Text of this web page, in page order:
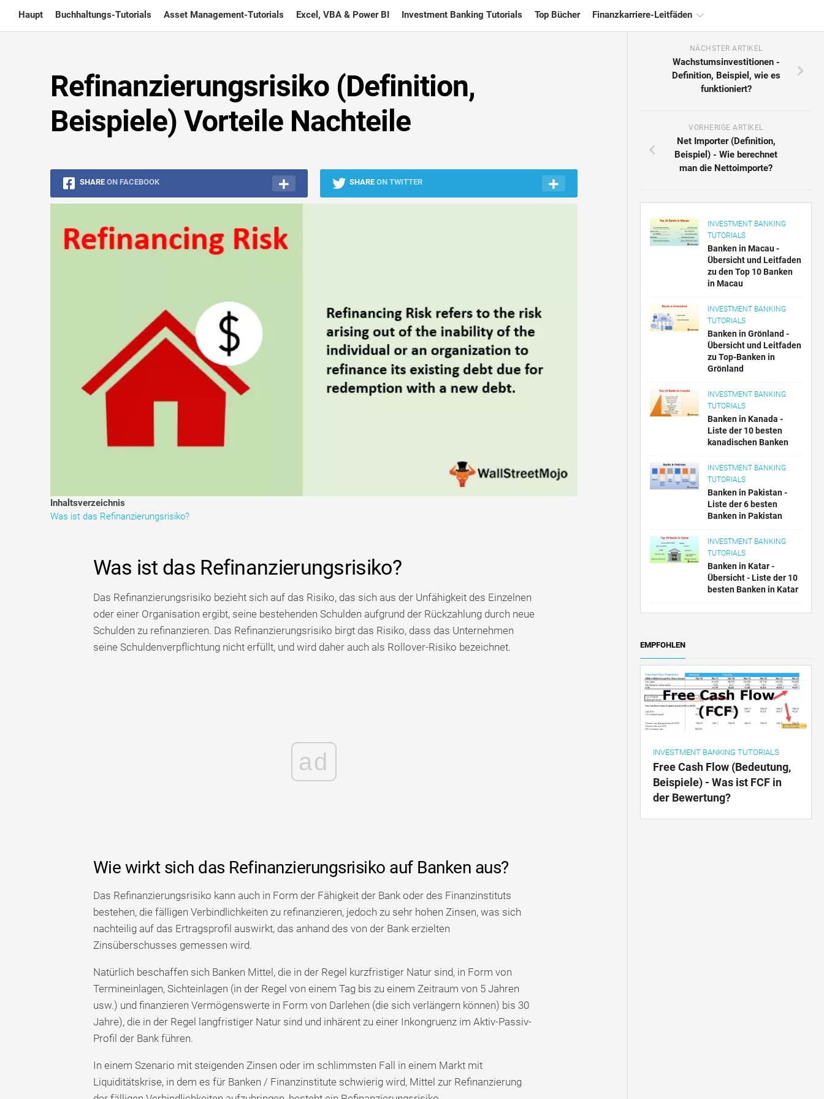
content
Haupt Buchhaltungs-Tutorials Asset Management-Tutorials Excel, VBA & Power BI Investment Banking Tutorials Top Bücher Finanzkarriere-Leitfäden
Finanzmodellierung
Risikomanagement-
Refinanzierungsrisiko (Definition,
Beispiele) Vorteile Nachteile
SHARE ON FACEBOOK SHARE ON TWITTER
Inhaltsverzeichnis
Was ist das Refinanzierungsrisiko?
Was ist das Refinanzierungsrisiko?
Das Refinanzierungsrisiko bezieht sich auf das Risiko, das sich aus der Unfähigkeit des Einzelnen
oder einer Organisation ergibt, seine bestehenden Schulden aufgrund der Rückzahlung durch neue
Schulden zu refinanzieren. Das Refinanzierungsrisiko birgt das Risiko, dass das Unternehmen
seine Schuldenverpflichtung nicht erfüllt, und wird daher auch als Rollover-Risiko bezeichnet.
ad
Wie wirkt sich das Refinanzierungsrisiko auf Banken aus?
Das Refinanzierungsrisiko kann auch in Form der Fähigkeit der Bank oder des Finanzinstituts
bestehen, die fälligen Verbindlichkeiten zu refinanzieren, jedoch zu sehr hohen Zinsen, was sich
nachteilig auf das Ertragsprofil auswirkt, das anhand des von der Bank erzielten
Zinsüberschusses gemessen wird.
Natürlich beschaffen sich Banken Mittel, die in der Regel kurzfristiger Natur sind, in Form von
Termineinlagen, Sichteinlagen (in der Regel von einem Tag bis zu einem Zeitraum von 5 Jahren
usw.) und finanzieren Vermögenswerte in Form von Darlehen (die sich verlängern können) bis 30
Jahre), die in der Regel langfristiger Natur sind und inhärent zu einer Inkongruenz im Aktiv-Passiv-
Profil der Bank führen.
In einem Szenario mit steigenden Zinsen oder im schlimmsten Fall in einem Markt mit
Liquiditätskrise, in dem es für Banken / Finanzinstitute schwierig wird, Mittel zur Refinanzierung
NÄCHSTER ARTIKEL
Wachstumsinvestitionen -
Definition, Beispiel, wie es
funktioniert?
VORHERIGE ARTIKEL
Net Importer (Definition,
Beispiel) - Wie berechnet
man die Nettoimporte?
INVESTMENT BANKING
TUTORIALS
Banken in Macau -
Übersicht und Leitfaden
zu den Top 10 Banken
in Macau
INVESTMENT BANKING
TUTORIALS
Banken in Grönland -
Übersicht und Leitfaden
zu Top-Banken in
Grönland
INVESTMENT BANKING
TUTORIALS
Banken in Kanada -
Liste der 10 besten
kanadischen Banken
INVESTMENT BANKING
TUTORIALS
Banken in Pakistan -
Liste der 6 besten
Banken in Pakistan
INVESTMENT BANKING
TUTORIALS
Banken in Katar -
Übersicht - Liste der 10
besten Banken in Katar
EMPFOHLEN
INVESTMENT BANKING TUTORIALS
Free Cash Flow (Bedeutung,
Beispiele) - Was ist FCF in
der Bewertung?